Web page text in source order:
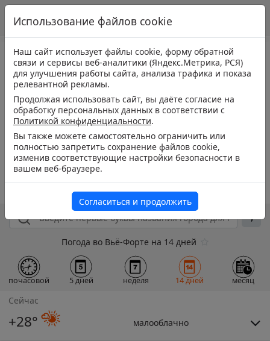
Погода во Вьё-Форте на 14 дней
почасовой 5 дней неделя 14 дней месяц
Сейчас
+28° малооблачно
Использование файлов cookie
Наш сайт использует файлы cookie, форму обратной
связи и сервисы веб-аналитики (Яндекс.Метрика, РСЯ)
для улучшения работы сайта, анализа трафика и показа
релевантной рекламы.
Продолжая использовать сайт, вы даёте согласие на
обработку персональных данных в соответствии с
Политикой конфиденциальности.
Вы также можете самостоятельно ограничить или
полностью запретить сохранение файлов cookie,
изменив соответствующие настройки безопасности в
вашем веб-браузере.
Согласиться и продолжить